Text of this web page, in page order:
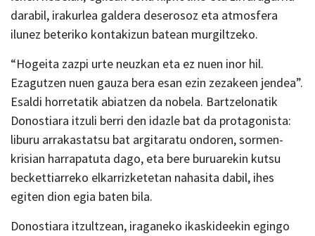
darabil, irakurlea galdera deserosoz eta atmosfera
ilunez beteriko kontakizun batean murgiltzeko.
“Hogeita zazpi urte neuzkan eta ez nuen inor hil.
Ezagutzen nuen gauza bera esan ezin zezakeen jendea”.
Esaldi horretatik abiatzen da nobela. Bartzelonatik
Donostiara itzuli berri den idazle bat da protagonista:
liburu arrakastatsu bat argitaratu ondoren, sormen-
krisian harrapatuta dago, eta bere buruarekin kutsu
beckettiarreko elkarrizketetan nahasita dabil, ihes
egiten dion egia baten bila.
Donostiara itzultzean, iraganeko ikaskideekin egingo